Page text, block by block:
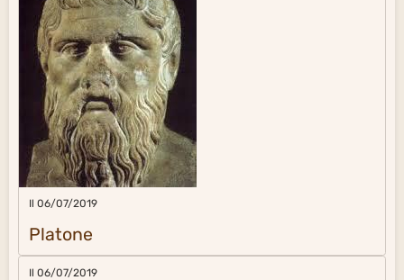
Il 06/07/2019
Platone
Il 06/07/2019